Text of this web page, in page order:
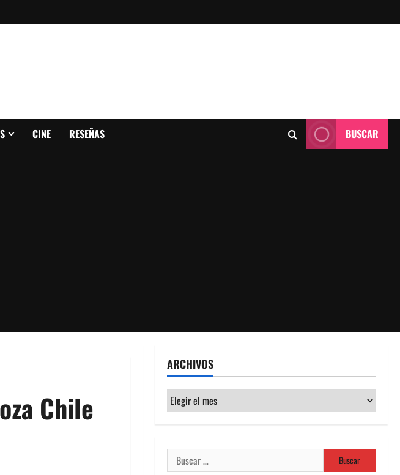
CINE RESEÑAS BUSCAR
Chile
ARCHIVOS
Archivos
Buscar: